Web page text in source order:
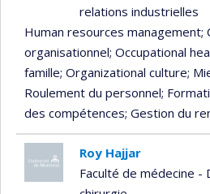
relations industrielles
Human resources management;
organisationnel; Occupational
famille; Organizational culture;
Roulement du personnel;
des compétences; Gestion du
Roy Hajjar
Faculté de médecine -